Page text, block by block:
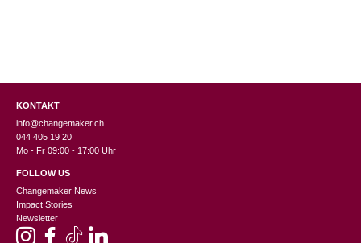
KONTAKT
info@changemaker.ch
044 405 19 20
Mo - Fr 09:00 - 17:00 Uhr
FOLLOW US
Changemaker News
Impact Stories
Newsletter